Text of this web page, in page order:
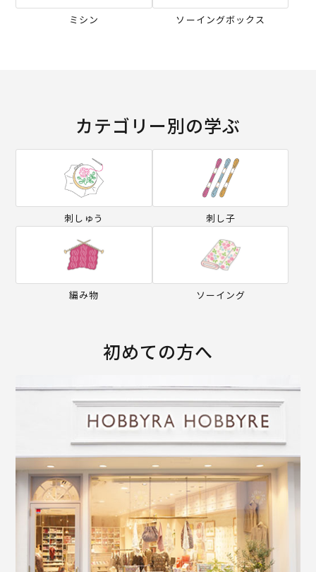
ミシン ソーイングボックス
カテゴリー別の学ぶ
刺しゅう 刺し子
編み物 ソーイング
初めての方へ